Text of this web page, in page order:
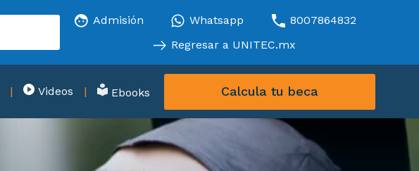
Admisión Whatsapp
8007864832
Regresar a UNITEC.mx
Videos Ebooks Calcula tu beca